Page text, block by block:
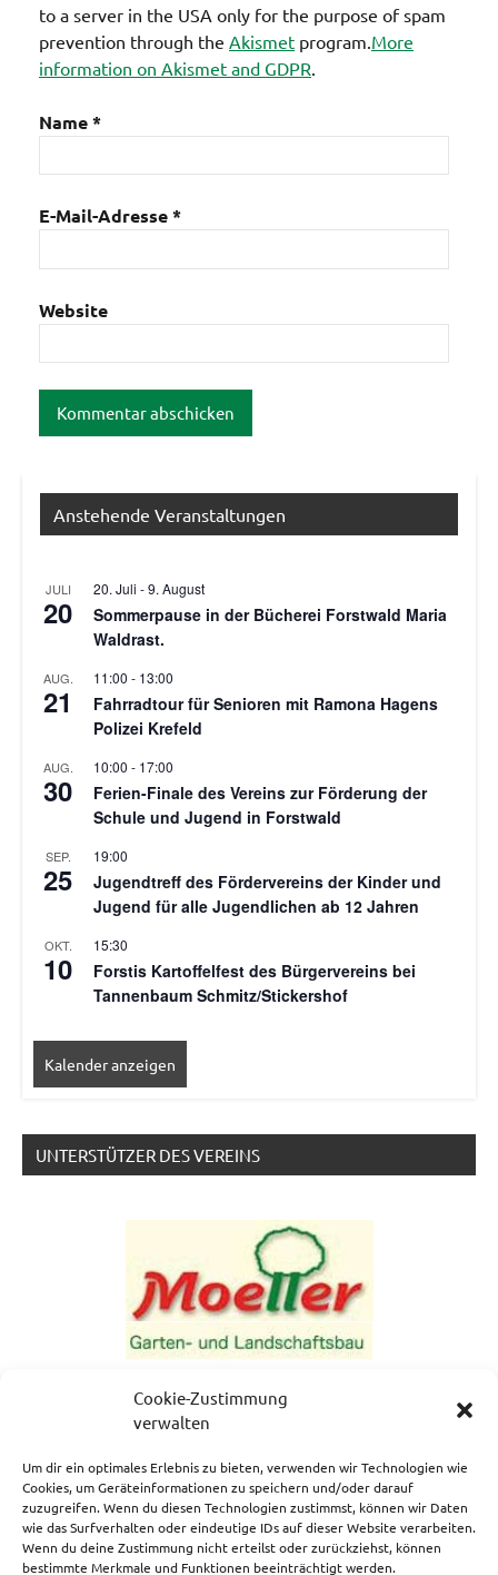
Cookie-Zustimmung
verwalten
Um dir ein optimales Erlebnis zu bieten, verwenden wir Technologien wie
Cookies, um Geräteinformationen zu speichern und/oder darauf
zuzugreifen. Wenn du diesen Technologien zustimmst, können wir Daten
wie das Surfverhalten oder eindeutige IDs auf dieser Website verarbeiten.
Wenn du deine Zustimmung nicht erteilst oder zurückziehst, können
bestimmte Merkmale und Funktionen beeinträchtigt werden.
to a server in the USA only for the purpose of spam
prevention through the Akismet program. More
information on Akismet and GDPR
Name*
E-Mail-Adresse*
Website
Anstehende Veranstaltungen
JULI
20
20. Juli -9. August
Sommerpause in der Bücherei Forstwald Maria
Waldrast.
AUG.
21
11:00 - 13:00
Fahrradtour für Senioren mit Ramona Hagens
Polizei Krefeld
AUG.
30
10:00 - 17:00
Ferien-Finale des Vereins zur Förderung der
Schule und Jugend in Forstwald
SEP.
25
19:00
Jugendtreff des Fördervereins der Kinder und
Jugend für alle Jugendlichen ab 12 Jahren
OKT.
10
15:30
Forstis Kartoffelfest des Bürgervereins bei
Tannenbaum Schmitz/Stickershof
Kalender anzeigen
UNTERSTÜTZER DES VEREINS
NEWSLETTERANMELDUNG